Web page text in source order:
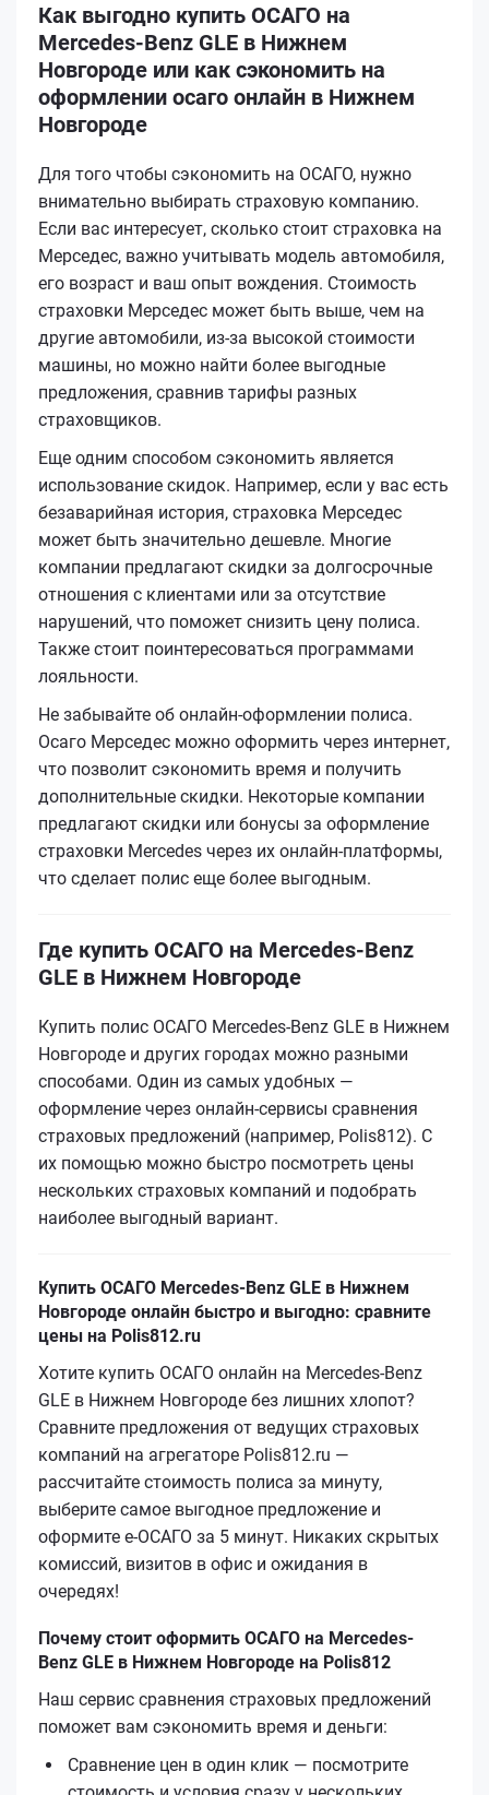
Как выгодно купить ОСАГО на
Mercedes-Benz GLE в Нижнем
Новгороде или как сэкономить на
оформлении осаго онлайн в Нижнем
Новгороде
Для того чтобы сэкономить на ОСАГО, нужно
внимательно выбирать страховую компанию.
Если вас интересует, сколько стоит страховка на
Мерседес, важно учитывать модель автомобиля,
его возраст и ваш опыт вождения. Стоимость
страховки Мерседес может быть выше, чем на
другие автомобили, из-за высокой стоимости
машины, но можно найти более выгодные
предложения, сравнив тарифы разных
страховщиков.
Еще одним способом сэкономить является
использование скидок. Например, если у вас есть
безаварийная история, страховка Мерседес
может быть значительно дешевле. Многие
компании предлагают скидки за долгосрочные
отношения с клиентами или за отсутствие
нарушений, что поможет снизить цену полиса.
Также стоит поинтересоваться программами
лояльности.
Не забывайте об онлайн-оформлении полиса.
Осаго Мерседес можно оформить через интернет,
что позволит сэкономить время и получить
дополнительные скидки. Некоторые компании
предлагают скидки или бонусы за оформление
страховки Mercedes через их онлайн-платформы,
что сделает полис еще более выгодным.
Где купить ОСАГО на Mercedes-Benz
GLE в Нижнем Новгороде
Купить полис ОСАГО Mercedes-Benz GLE в Нижнем
Новгороде и других городах можно разными
способами. Один из самых удобных —
оформление через онлайн-сервисы сравнения
страховых предложений (например, Polis812). С
их помощью можно быстро посмотреть цены
нескольких страховых компаний и подобрать
наиболее выгодный вариант.
Купить ОСАГО Mercedes-Benz GLE в Нижнем
Новгороде онлайн быстро и выгодно: сравните
цены на Polis812.ru
Хотите купить ОСАГО онлайн на Mercedes-Benz
GLE в Нижнем Новгороде без лишних хлопот?
Сравните предложения от ведущих страховых
компаний на агрегаторе Polis812.ru —
рассчитайте стоимость полиса за минуту,
выберите самое выгодное предложение и
оформите е‑ОСАГО за 5 минут. Никаких скрытых
комиссий, визитов в офис и ожидания в
очередях!
Почему стоит оформить ОСАГО на Mercedes-
Benz GLE в Нижнем Новгороде на Polis812
Наш сервис сравнения страховых предложений
поможет вам сэкономить время и деньги:
Сравнение цен в один клик — посмотрите